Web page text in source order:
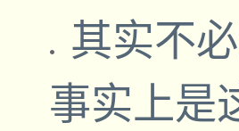
其实不
事实上是